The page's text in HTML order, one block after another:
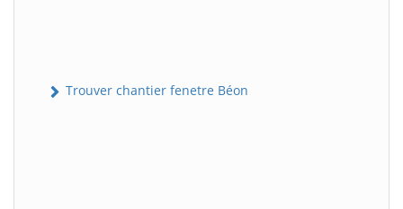
Trouver chantier fenetre Béon